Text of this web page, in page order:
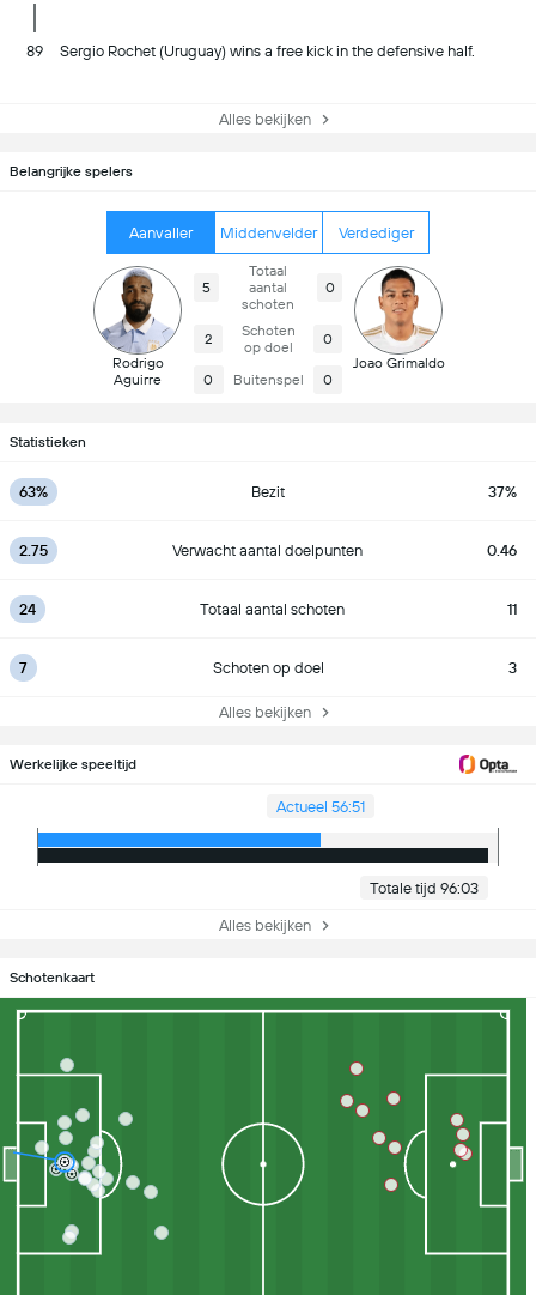
89 Sergio Rochet (Uruguay) wins a free kick in the defensive half.
Alles bekijken
Belangrijke spelers
Aanvaller Middenvelder Verdediger
Rodrigo
Aguirre
5
Totaal
aantal
schoten
0
2
Schoten
op doel
0
0 Buitenspel 0
Joao Grimaldo
Statistieken
63% Bezit 37%
2.75 Verwacht aantal doelpunten 0.46
24 Totaal aantal schoten 11
7 Schoten op doel 3
Alles bekijken
Werkelijke speeltijd
Actueel 56:51
Totale tijd 96:03
Alles bekijken
Schotenkaart